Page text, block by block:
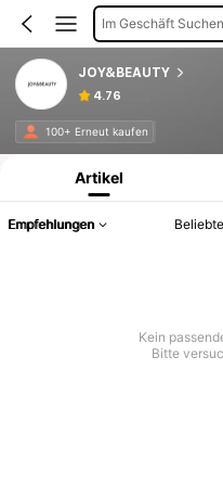
Im Geschäft Suchen
JOY&BEAUTY
4.76
100+ Erneut kaufen
Produktinformation: Preisangabe,
Artikel
Empfehlungen
Kein
Bitte